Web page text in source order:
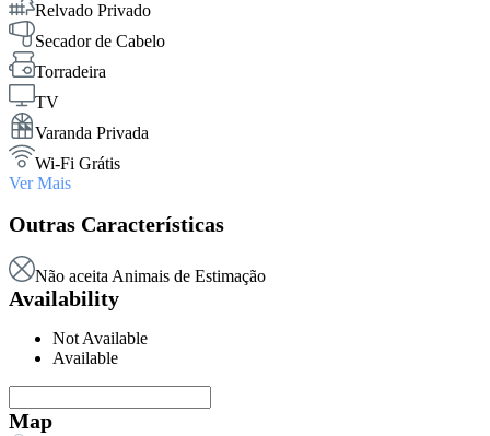
Relvado Privado
Secador de Cabelo
Torradeira
TV
Varanda Privada
Wi-Fi Grátis
Ver Mais
Outras Características
Não aceita Animais de Estimação
Availability
Not Available
Available
Map